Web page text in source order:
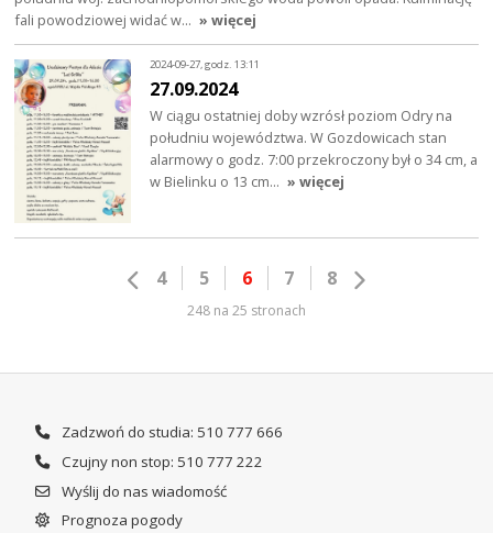
fali powodziowej widać w… » więcej
2024-09-27, godz. 13:11
27.09.2024
W ciągu ostatniej doby wzrósł poziom Odry na
południu województwa. W Gozdowicach stan
alarmowy o godz. 7:00 przekroczony był o 34 cm, a
w Bielinku o 13 cm… » więcej
4 5 6 7 8
248 na 25 stronach
Zadzwoń do studia: 510 777 666
Czujny non stop: 510 777 222
Wyślij do nas wiadomość
Prognoza pogody